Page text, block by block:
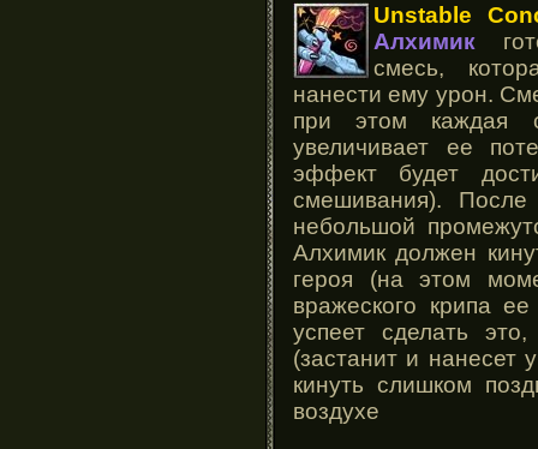
Unstable
Алхимик
смесь,
нанести ему урон.
при этом каждая
увеличивает ее
эффект будет
смешивания).
небольшой
Алхимик должен
героя (на этом
вражеского крипа
успеет сделать
(застанит и нанесет
кинуть слишком
воздухе